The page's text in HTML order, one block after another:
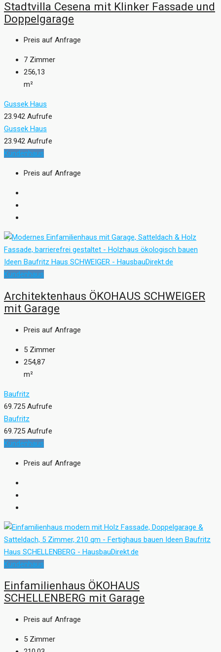
Stadtvilla Cesena mit Klinker Fassade und
Doppelgarage
Preis auf Anfrage
7 Zimmer
256,13
m²
Gussek Haus
23.942 Aufrufe
Gussek Haus
23.942 Aufrufe
Kundenhaus
Preis auf Anfrage
Kundenhaus
Architektenhaus ÖKOHAUS SCHWEIGER
mit Garage
Preis auf Anfrage
5 Zimmer
254,87
m²
Baufritz
69.725 Aufrufe
Baufritz
69.725 Aufrufe
Kundenhaus
Preis auf Anfrage
Kundenhaus
Einfamilienhaus ÖKOHAUS
SCHELLENBERG mit Garage
Preis auf Anfrage
5 Zimmer